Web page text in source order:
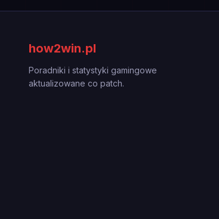
how2win.pl
Poradniki i statystyki gamingowe
aktualizowane co patch.